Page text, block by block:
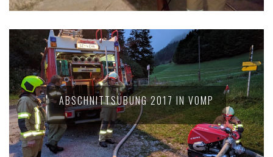
ABSCHNITTSÜBUNG 2017 IN VOMP